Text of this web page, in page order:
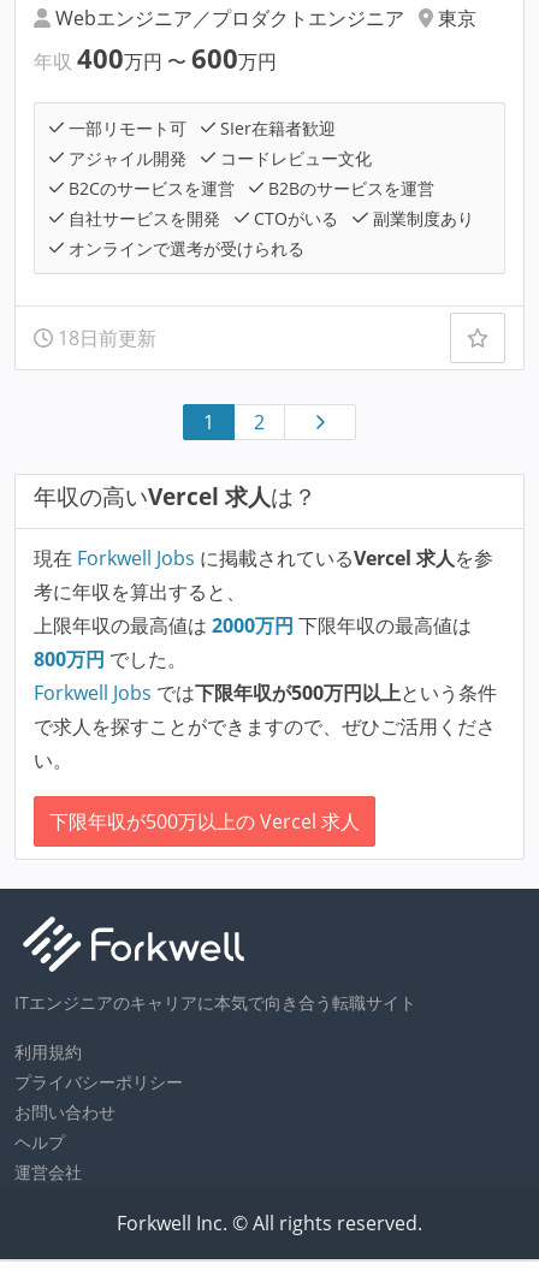
Webエンジニア／プロダクトエンジニア
東京
年収 400万円 〜 600万円
一部リモート可
SIer在籍者歓迎
アジャイル開発
コードレビュー文化
B2Cのサービスを運営
B2Bのサービスを運営
自社サービスを開発
CTOがいる
副業制度あり
オンラインで選考が受けられる
18日前更新
1 2
年収の高いVercel 求人は？
現在 Forkwell Jobs に掲載されているVercel 求人を参
考に年収を算出すると、
上限年収の最高値は 2000万円 下限年収の最高値は
800万円 でした。
Forkwell Jobs では下限年収が500万円以上という条件
で求人を探すことができますので、ぜひご活用くださ
い。
下限年収が500万以上の Vercel 求人
ITエンジニアのキャリアに本気で向き合う転職サイト
利用規約
プライバシーポリシー
お問い合わせ
ヘルプ
運営会社
Forkwell Inc. © All rights reserved.